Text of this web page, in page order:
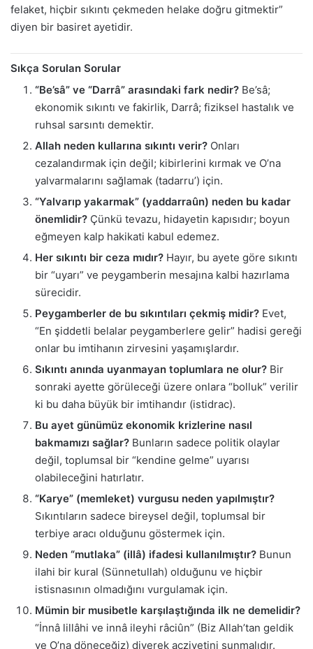
felaket, hiçbir sıkıntı çekmeden helake doğru gitmektir”
diyen bir basiret ayetidir.
Sıkça Sorulan Sorular
“Be’sâ” ve “Darrâ” arasındaki fark nedir? Be’sâ;
ekonomik sıkıntı ve fakirlik, Darrâ; fiziksel hastalık ve
ruhsal sarsıntı demektir.
Allah neden kullarına sıkıntı verir? Onları
cezalandırmak için değil; kibirlerini kırmak ve O’na
yalvarmalarını sağlamak (tadarru’) için.
“Yalvarıp yakarmak” (yaddarraûn) neden bu kadar
önemlidir? Çünkü tevazu, hidayetin kapısıdır; boyun
eğmeyen kalp hakikati kabul edemez.
Her sıkıntı bir ceza mıdır? Hayır, bu ayete göre sıkıntı
bir “uyarı” ve peygamberin mesajına kalbi hazırlama
sürecidir.
Peygamberler de bu sıkıntıları çekmiş midir? Evet,
“En şiddetli belalar peygamberlere gelir” hadisi gereği
onlar bu imtihanın zirvesini yaşamışlardır.
Sıkıntı anında uyanmayan toplumlara ne olur? Bir
sonraki ayette görüleceği üzere onlara “bolluk” verilir
ki bu daha büyük bir imtihandır (istidrac).
Bu ayet günümüz ekonomik krizlerine nasıl
bakmamızı sağlar? Bunların sadece politik olaylar
değil, toplumsal bir “kendine gelme” uyarısı
olabileceğini hatırlatır.
“Karye” (memleket) vurgusu neden yapılmıştır?
Sıkıntıların sadece bireysel değil, toplumsal bir
terbiye aracı olduğunu göstermek için.
Neden “mutlaka” (illâ) ifadesi kullanılmıştır? Bunun
ilahi bir kural (Sünnetullah) olduğunu ve hiçbir
istisnasının olmadığını vurgulamak için.
Mümin bir musibetle karşılaştığında ilk ne demelidir?
“İnnâ lillâhi ve innâ ileyhi râciûn” (Biz Allah’tan geldik
ve O’na döneceğiz) diyerek acziyetini sunmalıdır.